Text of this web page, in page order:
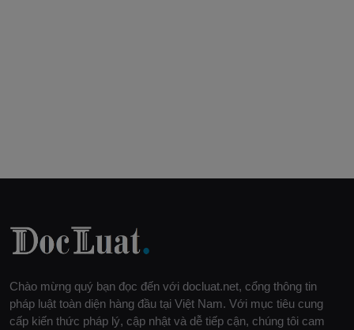
Chào mừng quý bạn đọc đến với docluat.net, cổng thông tin
pháp luật toàn diện hàng đầu tại Việt Nam. Với mục tiêu cung
cấp kiến thức pháp lý, cập nhật và dễ tiếp cận, chúng tôi cam